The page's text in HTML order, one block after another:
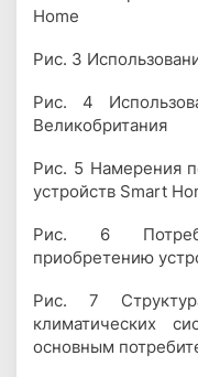
Home
Рис. 3
Рис. 4
Великобритания
Рис. 5 Намерения
устройств Smart
Рис. 6
приобретению
Рис. 7
климатических
основным